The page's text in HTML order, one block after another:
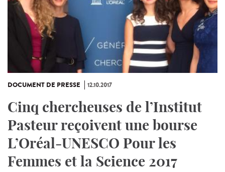
DOCUMENT DE PRESSE 12.10.2017
Cinq chercheuses de l’Institut
Pasteur reçoivent une bourse
L’Oréal-UNESCO Pour les
Femmes et la Science 2017